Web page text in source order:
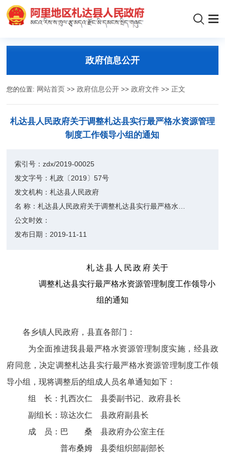
政府信息公开
您的位置: 网站首页 >>政府信息公开 >>政府文件 >> 正文
札达县人民政府关于​调整札达县实行最严格水资源管理
制度工作领导小组的通知
索引号：zdx/2019-00025
发文字号：札政〔2019〕57号
发文机构：札达县人民政府
名 称：札达县人民政府关于​调整札达县实行最严格水资源管理制度工作领导小组的通知
公文时效：
发布日期： 2019-11-11
札达县人民政府 关于
调整札达县实行最严格水资源管理制度工作领导小
组的通知
各乡镇人民政府，县直各部门：
为全面推进我县最严格水资源管理制度实施，经县政
府同意，决定调整札达县实行最严格水资源管理制度工作领
导小组，现将调整后的组成人员名单通知如下：
组
长：扎西次仁
县委副书记、政府县长
副组长：琼达次仁
县政府副县长
成
员：巴 桑
县政府办公室主任
普布桑姆
县委组织部副部长